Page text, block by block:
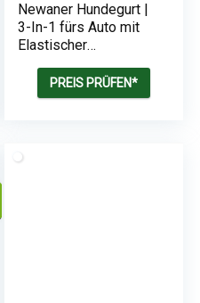
Newaner Hundegurt |
3-In-1 fürs Auto mit
Elastischer
PREIS PRÜFEN*